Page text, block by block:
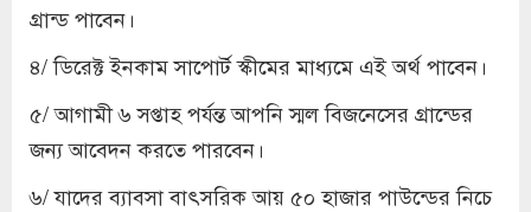
গ্রান্ড পাবেন।
৪/ ডিরেক্ট ইনকাম সাপোর্ট স্কীমের মাধ্যমে এই অর্থ পাবেন।
৫/ আগামী ৬ সপ্তাহ পর্যন্ত আপনি স্মল বিজনেসের গ্রান্ডের
জন্য আবেদন করতে পারবেন।
৬/ যাদের ব্যাবসা বাৎসরিক আয় ৫০ হাজার পাউন্ডের নিচে